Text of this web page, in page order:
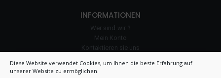
Diese Website verwendet Cookies, um Ihnen die beste Erfahrung auf
unserer Website zu ermöglichen.
INFORMATIONEN
Wer sind wir ?
Mein Konto
Kontaktieren sie uns
Cookie-Richtlinie